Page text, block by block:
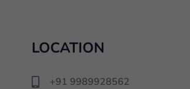
LOCATION
+91 9989928562